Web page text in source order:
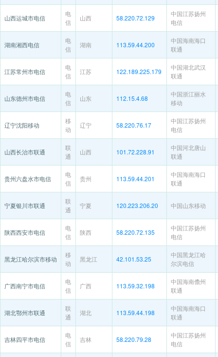
山西运城市电信
电
信
山西 58.220.72.129
中国江苏扬州
电信
湖南湘西电信
电
信
湖南 113.59.44.200
中国海南海口
联通
江苏常州市电信
电
信
江苏 122.189.225.179
中国湖北武汉
联通
山东德州市电信
电
信
山东 112.15.4.68
中国浙江丽水
移动
辽宁沈阳移动
移
动
辽宁 58.220.76.17
中国江苏扬州
电信
山西长治市联通
联
通
山西 101.72.228.91
中国河北唐山
联通
贵州六盘水市电信
电
信
贵州 113.59.44.201
中国海南海口
联通
宁夏银川市联通
联
通
宁夏 120.223.206.20 中国山东移动
陕西西安市电信
电
信
陕西 58.220.72.135
中国江苏扬州
电信
黑龙江哈尔滨市移动
移
动
黑龙江 42.101.53.25
中国黑龙江哈
尔滨电信
广西南宁市电信
电
信
广西 113.59.32.198
中国海南儋州
联通
湖北鄂州市联通
联
通
湖北 113.59.44.198
中国海南海口
联通
吉林四平市电信
电
信
吉林 58.220.79.28
中国江苏扬州
电信